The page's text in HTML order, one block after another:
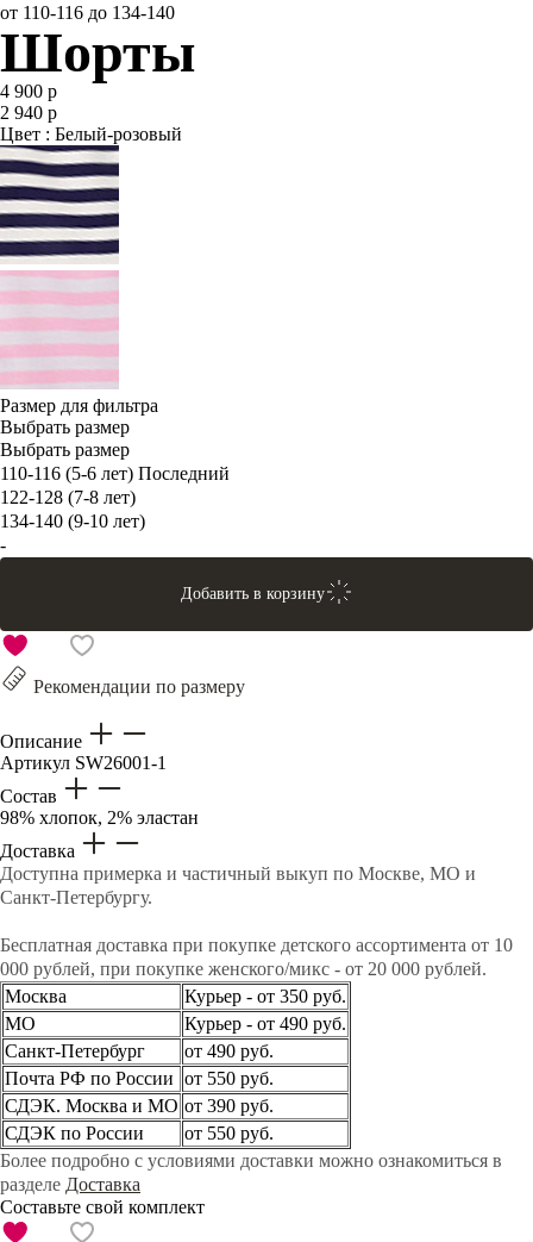
от 110-116 до 134-140
Шорты
4 900 р
2 940 р
Цвет : Белый-розовый
Размер для фильтра
Выбрать размер
Выбрать размер
110-116 (5-6 лет) Последний
122-128 (7-8 лет)
134-140 (9-10 лет)
-
Добавить в корзину
Рекомендации по размеру
Описание
Артикул SW26001-1
Состав
98% хлопок, 2% эластан
Доставка
Доступна примерка и частичный выкуп по Москве, МО и
Санкт-Петербургу.
Бесплатная доставка при покупке детского ассортимента от 10
000 рублей, при покупке женского/микс - от 20 000 рублей.
Москва
Курьер - от 350 руб.
МО
Курьер - от 490 руб.
Санкт-Петербург
от 490 руб.
Почта РФ по России от 550 руб.
СДЭК. Москва и МО от 390 руб.
СДЭК по России
от 550 руб.
Более подробно с условиями доставки можно ознакомиться в
разделе Доставка
Составьте свой комплект